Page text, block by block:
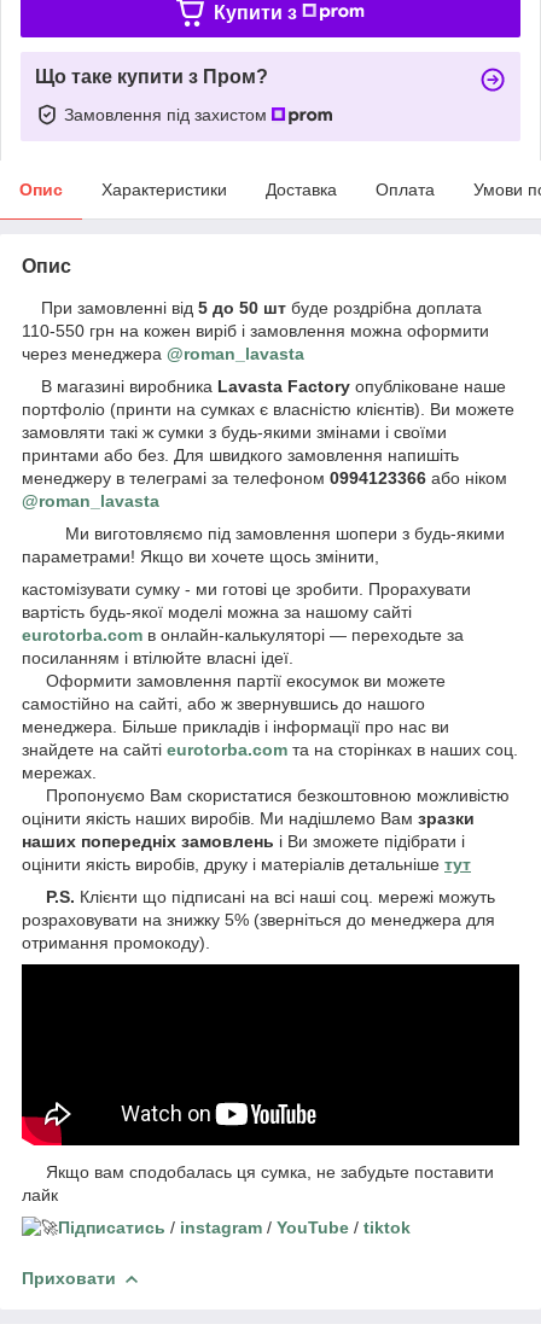
Купити з
Що таке купити з Пром?
Замовлення під захистом
Опис Характеристики Доставка Оплата Умови
Опис
При замовленні від 5 до 50 шт буде роздрібна доплата
110-550 грн на кожен виріб і замовлення можна оформити
через менеджера @roman_lavasta
В магазині виробника Lavasta Factory опубліковане наше
портфоліо (принти на сумках є власністю клієнтів). Ви можете
замовляти такі ж сумки з будь-якими змінами і своїми
принтами або без. Для швидкого замовлення напишіть
менеджеру в телеграмі за телефоном 0994123366 або ніком
@roman_lavasta
Ми виготовляємо під замовлення шопери з будь-якими
параметрами! Якщо ви хочете щось змінити,
кастомізувати сумку - ми готові це зробити. Прорахувати
вартість будь-якої моделі можна за нашому сайті
eurotorba.com в онлайн-калькуляторі — переходьте за
посиланням і втілюйте власні ідеї.
Оформити замовлення партії екосумок ви можете
самостійно на сайті, або ж звернувшись до нашого
менеджера. Більше прикладів і інформації про нас ви
знайдете на сайті eurotorba.com та на сторінках в наших соц.
мережах.
Пропонуємо Вам скористатися безкоштовною можливістю
оцінити якість наших виробів. Ми надішлемо Вам зразки
наших попередніх замовлень і Ви зможете підібрати і
оцінити якість виробів, друку і матеріалів детальніше тут
P.S. Клієнти що підписані на всі наші соц. мережі можуть
розраховувати на знижку 5% (зверніться до менеджера для
отримання промокоду).
Якщо вам сподобалась ця сумка, не забудьте поставити
лайк
Підписатись / instagram / YouTube / tiktok
Приховати